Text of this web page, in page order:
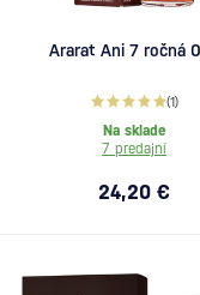
Ararat Ani 7 ročná
(1)
Na sklade
7 predajní
24,20 €